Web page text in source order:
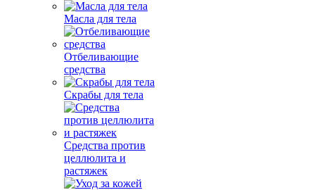
Масла для тела
Отбеливающие
средства
Скрабы для тела
Средства против
целлюлита и
растяжек